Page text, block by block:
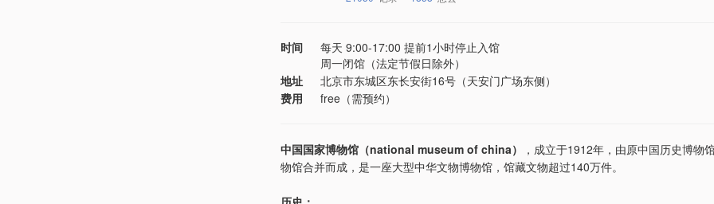
时间
每天 9:00-17:00 提前1小时停止入馆
周一闭馆（法定节假日除外）
地址
北京市东城区东长安街16号（天安门广场东侧）
费用
free（需预约）
中国国家博物馆（national museum of china）
，成立于1912年，由原中国历史博物
物馆合并而成，是一座大型中华文物博物馆，馆藏文物超过140万件。